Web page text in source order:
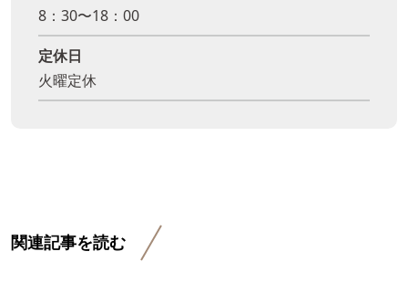
8：30〜18：00
定休日
火曜定休
関連記事を読む